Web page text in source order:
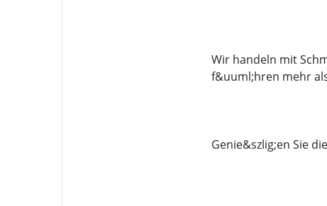
Wir handeln mit
f&uuml;hren mehr
Genie&szlig;en Sie